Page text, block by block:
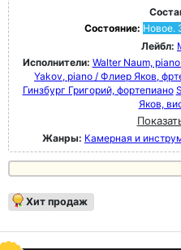
Состояние: Новое.
Лейбл:
Исполнители: Walter Naum,
Yakov, piano / Флиер Яков,
Гинзбург Григорий, фортепиано
Яков,
Жанры: Камерная и
Хит продаж